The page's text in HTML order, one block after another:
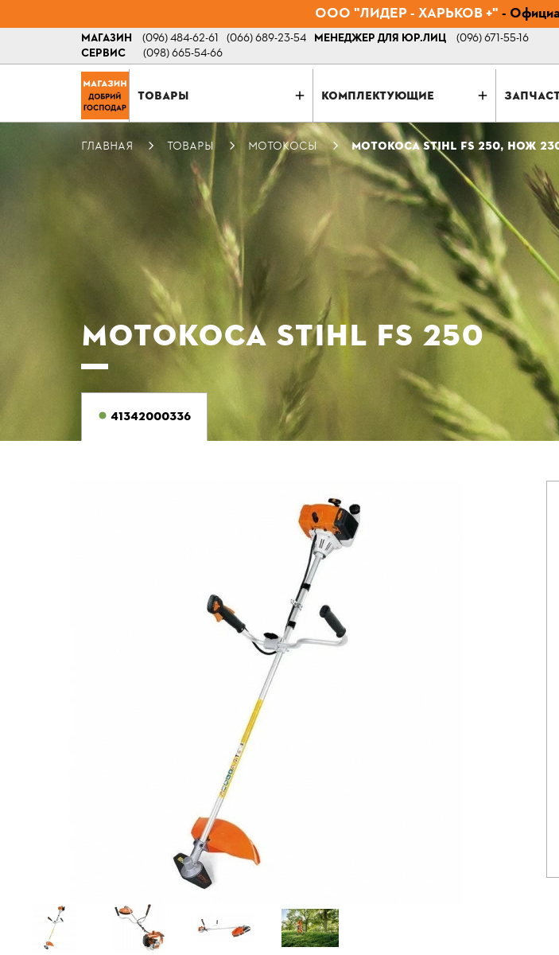
ООО "ЛИДЕР - ХАРЬКОВ +" -
МАГАЗИН (096) 484-62-61 (066) 689-23-54 МЕНЕДЖЕР ДЛЯ ЮР.ЛИЦ
(096) 671-55-16
СЕРВИС
(098) 665-54-66
ТОВАРЫ КОМПЛЕКТУЮЩИЕ
ГЛАВНАЯ ТОВАРЫ МОТОКОСЫ МОТОКОСА STIHL FS 250, НОЖ
МОТОКОСА STIHL FS 250
41342000336